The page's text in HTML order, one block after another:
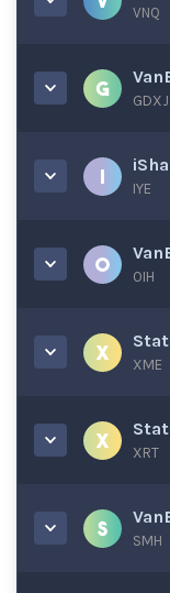
VNQ
GDXJ
IYE
OIH
XME
XRT
SMH